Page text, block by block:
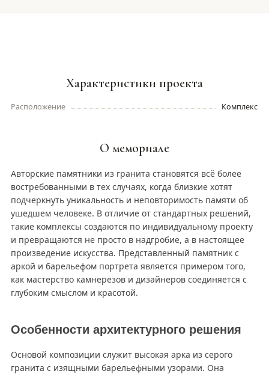
Характеристики проекта
Расположение Комплекс
О мемориале
Авторские памятники из гранита становятся всё более
востребованными в тех случаях, когда близкие хотят
подчеркнуть уникальность и неповторимость памяти об
ушедшем человеке. В отличие от стандартных решений,
такие комплексы создаются по индивидуальному проекту
и превращаются не просто в надгробие, а в настоящее
произведение искусства. Представленный памятник с
аркой и барельефом портрета является примером того,
как мастерство камнерезов и дизайнеров соединяется с
глубоким смыслом и красотой.
Особенности архитектурного решения
Основой композиции служит высокая арка из серого
гранита с изящными барельефными узорами. Она